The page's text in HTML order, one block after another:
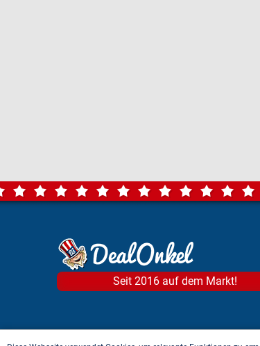
Seit 2016 auf dem Markt!